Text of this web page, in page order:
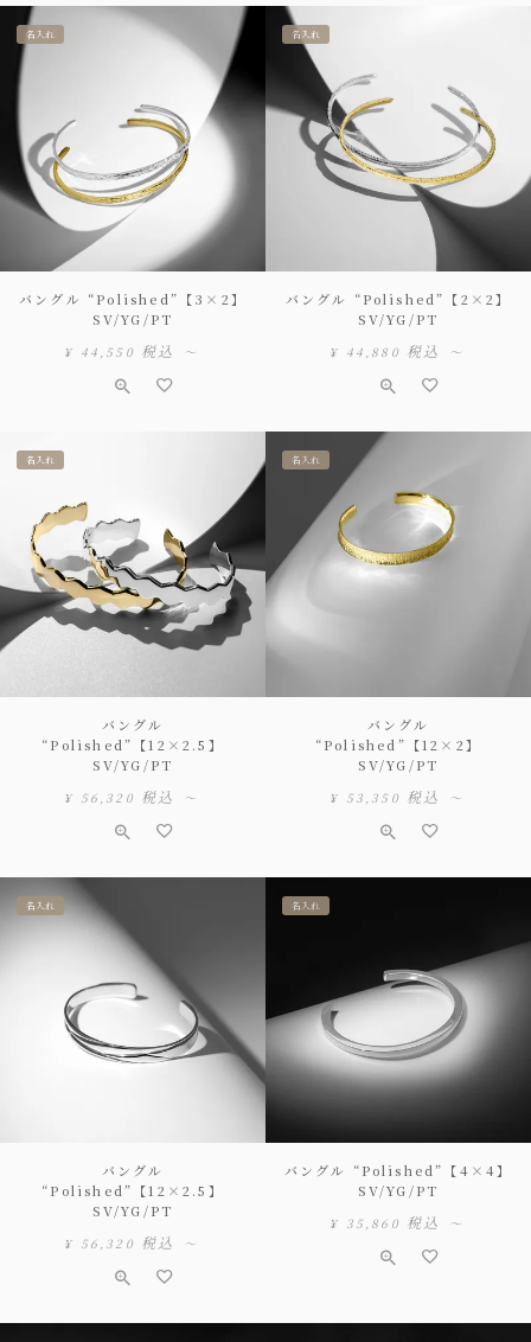
名入れ
バングル “Polished”【3×2】
SV/YG/PT
¥ 44,550 税込 〜
名入れ
バングル “Polished”【2×2】
SV/YG/PT
¥ 44,880 税込 〜
名入れ
バングル
“Polished”【12×2.5】
SV/YG/PT
¥ 56,320 税込 〜
名入れ
バングル
“Polished”【12×2】
SV/YG/PT
¥ 53,350 税込 〜
名入れ
バングル
“Polished”【12×2.5】
SV/YG/PT
¥ 56,320 税込 〜
名入れ
バングル “Polished”【4×4】
SV/YG/PT
¥ 35,860 税込 〜